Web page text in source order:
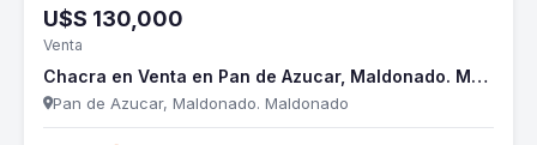
U$S 130,000
Venta
Chacra en Venta en Pan de Azucar, Maldonado. Maldonado
Pan de Azucar, Maldonado. Maldonado